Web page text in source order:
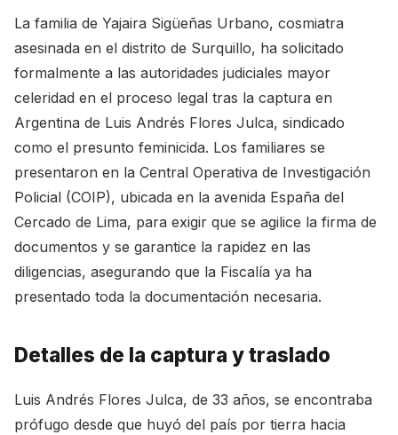
La familia de Yajaira Sigüeñas Urbano, cosmiatra
asesinada en el distrito de Surquillo, ha solicitado
formalmente a las autoridades judiciales mayor
celeridad en el proceso legal tras la captura en
Argentina de Luis Andrés Flores Julca, sindicado
como el presunto feminicida. Los familiares se
presentaron en la Central Operativa de Investigación
Policial (COIP), ubicada en la avenida España del
Cercado de Lima, para exigir que se agilice la firma de
documentos y se garantice la rapidez en las
diligencias, asegurando que la Fiscalía ya ha
presentado toda la documentación necesaria.
Detalles de la captura y traslado
Luis Andrés Flores Julca, de 33 años, se encontraba
prófugo desde que huyó del país por tierra hacia